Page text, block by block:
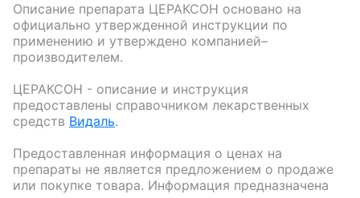
Описание препарата ЦЕРАКСОН основано на
официально утвержденной инструкции по
применению и утверждено компанией–
производителем.
ЦЕРАКСОН - описание и инструкция
предоставлены справочником лекарственных
средств Видаль.
Предоставленная информация о ценах на
препараты не является предложением о продаже
или покупке товара. Информация предназначена